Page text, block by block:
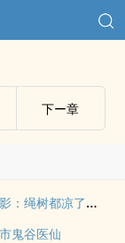
下ー章
火影：绳树都凉了，你也能救活？
鬼谷医仙